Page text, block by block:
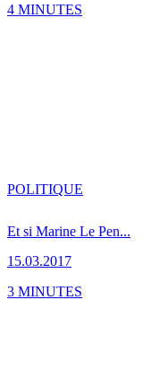
4 MINUTES
Et si Marine Le Pen...
15.03.2017
POLITIQUE
3 MINUTES